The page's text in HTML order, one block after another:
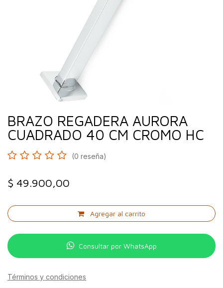
BRAZO REGADERA AURORA
CUADRADO 40 CM CROMO HC
(0 reseña)
$ 49.900,00
Agregar al carrito
Consultar por WhatsApp
Términos y condiciones